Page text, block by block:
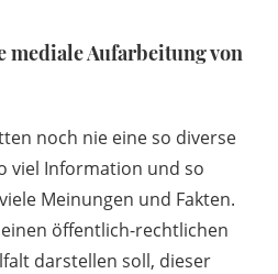
mediale Aufarbeitung von
noch nie eine so diverse
viel Information und so
Meinungen und Fakten.
öffentlich-rechtlichen
darstellen soll, dieser